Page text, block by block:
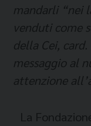
mandarli “nei
venduti come
della Cei,
messaggio al
attenzione
La